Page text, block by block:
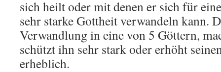
sich heilt oder mit denen er sich für
sehr starke Gottheit verwandeln kann.
Verwandlung in eine von 5 Göttern,
schützt ihn sehr stark oder erhöht
erheblich.